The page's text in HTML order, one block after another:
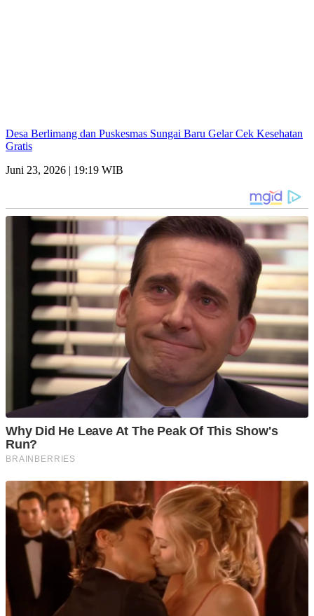
Desa Berlimang dan Puskesmas Sungai Baru Gelar Cek Kesehatan
Gratis
Juni 23, 2026 | 19:19 WIB